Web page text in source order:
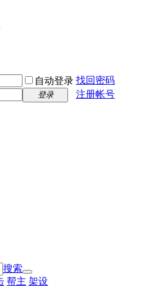
自动登录 找回密码
登录 注册帐号
搜索
帮主 架设